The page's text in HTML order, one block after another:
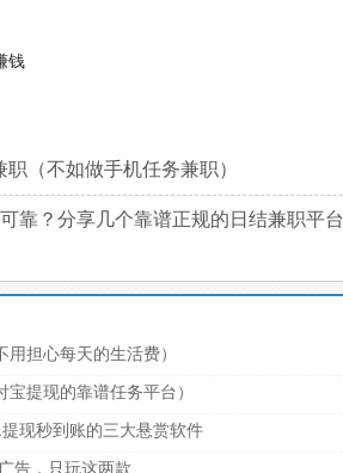
钱
（不如做手机任务兼职）
靠？分享几个靠谱正规的日结兼职平台
担心每天的生活费）
提现的靠谱任务平台）
现秒到账的三大悬赏软件
告，只玩这两款